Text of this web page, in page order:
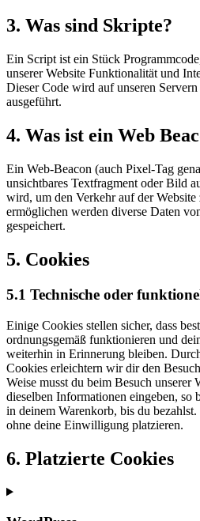
3. Was sind Skripte?
Ein Script ist ein Stück
unserer Website Funktionalität und
Dieser Code wird auf unseren
ausgeführt.
4. Was ist ein Web
Ein Web-Beacon (auch Pixel-Tag
unsichtbares Textfragment oder Bild
wird, um den Verkehr auf der
ermöglichen werden diverse Daten
gespeichert.
5. Cookies
5.1 Technische oder
Einige Cookies stellen sicher, dass
ordnungsgemäß funktionieren und
weiterhin in Erinnerung bleiben.
Cookies erleichtern wir dir den
Weise musst du beim Besuch unserer
dieselben Informationen eingeben, so
in deinem Warenkorb, bis du
ohne deine Einwilligung platzieren.
6. Platzierte Cookies